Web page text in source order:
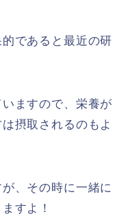
であると最近の研
ますので、栄養が
摂取されるのもよ
、その時に一緒に
すよ！